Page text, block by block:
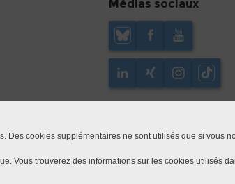
Médias sociaux
Des cookies supplémentaires ne sont utilisés que si vous
Vous trouverez des informations sur les cookies utilisés